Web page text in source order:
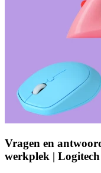
Vragen en
werkplek |